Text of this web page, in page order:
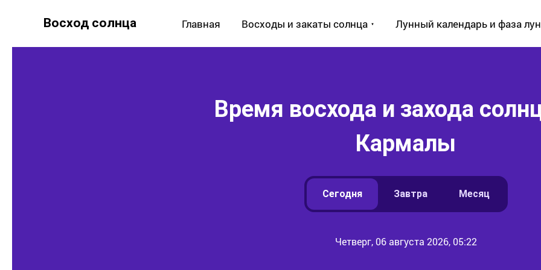
Восход солнца Главная Восходы и закаты солнца Лунный календарь и фаза
Время восхода и захода
Кармалы
Сегодня Завтра Месяц
Четверг, 06 августа 2026, 05:22